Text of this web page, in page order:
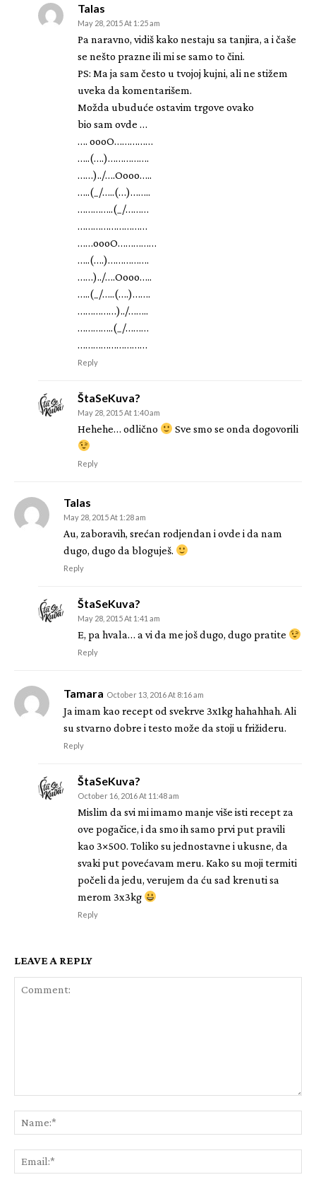
Talas
May 28, 2015 At 1:25 am
Pa naravno, vidiš kako nestaju sa tanjira, a i čaše
se nešto prazne ili mi se samo to čini.
PS: Ma ja sam često u tvojoj kujni, ali ne stižem
uveka da komentarišem.
Možda ubuduće ostavim trgove ovako
bio sam ovde …
…. oooO……………
…..(….)…………….
……)../….Oooo…..
…..(_/…..(…)……..
…………..(_/………
………………………
……oooO……………
…..(….)…………….
……)../….Oooo…..
…..(_/…..(….)…….
……………)../……..
…………..(_/………
………………………
Reply
ŠtaSeKuva?
May 28, 2015 At 1:40 am
Hehehe… odlično Sve smo se onda dogovorili
Reply
Talas
May 28, 2015 At 1:28 am
Au, zaboravih, srećan rodjendan i ovde i da nam
dugo, dugo da bloguješ.
Reply
ŠtaSeKuva?
May 28, 2015 At 1:41 am
E, pa hvala… a vi da me još dugo, dugo pratite
Reply
Tamara October 13, 2016 At 8:16 am
Ja imam kao recept od svekrve 3x1kg hahahhah. Ali
su stvarno dobre i testo može da stoji u frižideru.
Reply
ŠtaSeKuva?
October 16, 2016 At 11:48 am
Mislim da svi mi imamo manje više isti recept za
ove pogačice, i da smo ih samo prvi put pravili
kao 3×500. Toliko su jednostavne i ukusne, da
svaki put povećavam meru. Kako su moji termiti
počeli da jedu, verujem da ću sad krenuti sa
merom 3x3kg
Reply
LEAVE A REPLY